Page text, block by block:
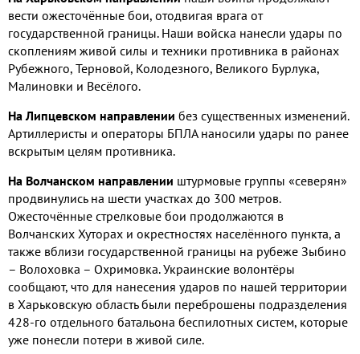
вести ожесточённые бои, отодвигая врага от
государственной границы. Наши войска нанесли удары по
скоплениям живой силы и техники противника в районах
Рубежного, Терновой, Колодезного, Великого Бурлука,
Малиновки и Весёлого.
На Липцевском направлении без существенных изменений.
Артиллеристы и операторы БПЛА наносили удары по ранее
вскрытым целям противника.
На Волчанском направлении штурмовые группы «северян»
продвинулись на шести участках до 300 метров.
Ожесточённые стрелковые бои продолжаются в
Волчанских Хуторах и окрестностях населённого пункта, а
также вблизи государственной границы на рубеже Зыбино
– Волоховка – Охримовка.Украинские волонтёры
сообщают, что для нанесения ударов по нашей территории
в Харьковскую область были переброшены подразделения
428-го отдельного батальона беспилотных систем, которые
уже понесли потери в живой силе.